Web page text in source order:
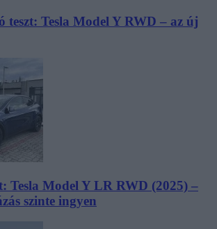
teszt: Tesla Model Y RWD – az új
Tesla Model Y LR RWD (2025) –
szinte ingyen